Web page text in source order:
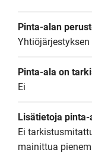
Pinta-alan
Pinta-ala on
Ei
Lisätietoja pinta-
Ei
mainittua